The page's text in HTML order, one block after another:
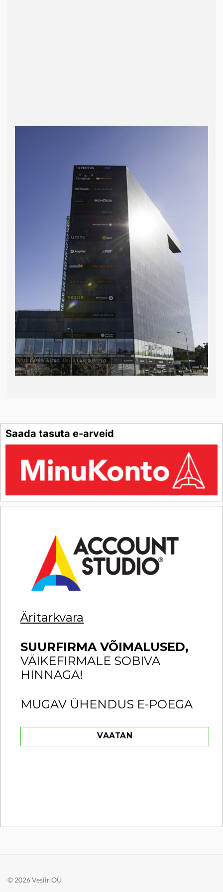
Saada tasuta e-arveid
Äritarkvara
SUURFIRMA VÕIMALUSED,
VÄIKEFIRMALE SOBIVA
HINNAGA!
MUGAV ÜHENDUS E-POEGA
VAATAN
© 2026 Vesiir OÜ